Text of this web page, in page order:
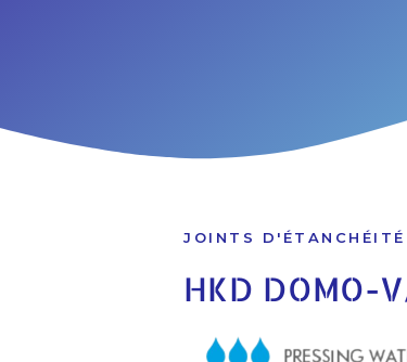
JOINTS D'ÉTANCHÉITÉ
HKD DOMO-